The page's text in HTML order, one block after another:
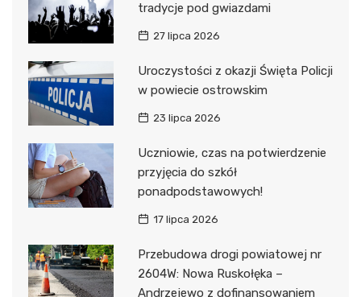
tradycje pod gwiazdami
27 lipca 2026
Uroczystości z okazji Święta Policji
w powiecie ostrowskim
23 lipca 2026
Uczniowie, czas na potwierdzenie
przyjęcia do szkół
ponadpodstawowych!
17 lipca 2026
Przebudowa drogi powiatowej nr
2604W: Nowa Ruskołęka –
Andrzejewo z dofinansowaniem